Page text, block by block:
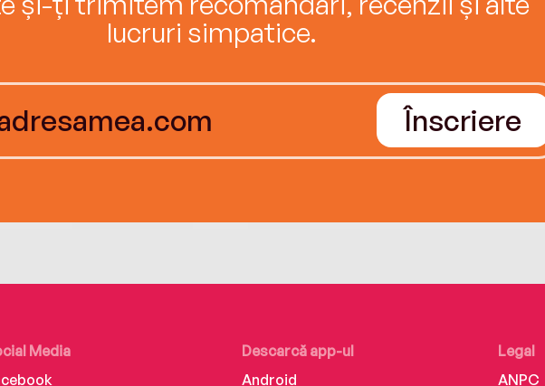
lucruri simpatice.
Înscriere
Media
Descarcă app-ul
Android
Legal
ANPC